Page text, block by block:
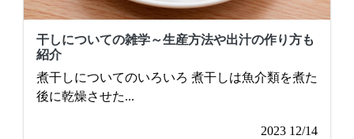
干しについての雑学～生産方法や出汁の作り方も
紹介
煮干しについてのいろいろ 煮干しは魚介類を煮た
後に乾燥させた...
2023 12/14